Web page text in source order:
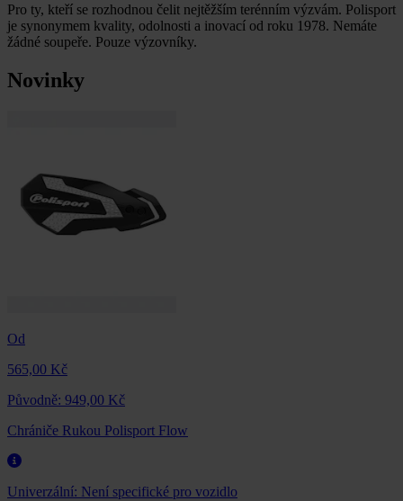
Pro ty, kteří se rozhodnou čelit nejtěžším terénním výzvám. Polisport
je synonymem kvality, odolnosti a inovací od roku 1978. Nemáte
žádné soupeře. Pouze výzovníky.
Novinky
Od
565,00 Kč
Původně: 949,00 Kč
Chrániče Rukou Polisport Flow
Univerzální: Není specifické pro vozidlo